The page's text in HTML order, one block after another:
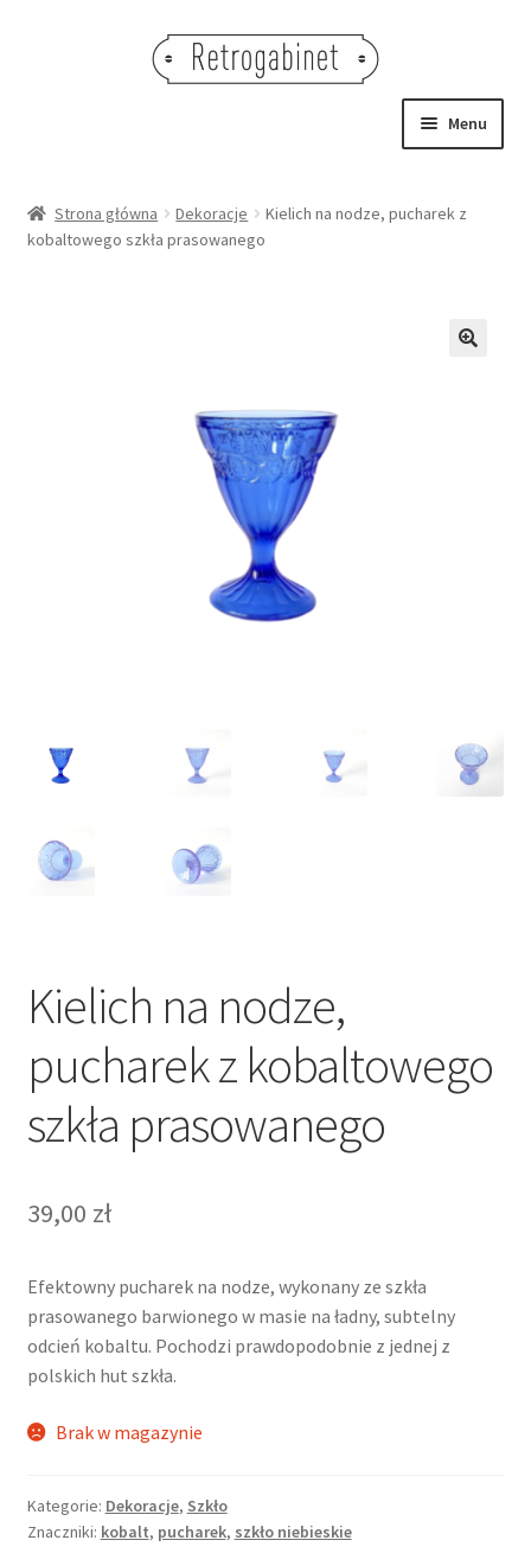
Menu
OBRAZY
Strona główna Dekoracje
Kielich na nodze, pucharek z
kobaltowego szkła prasowanego
Kielich na nodze,
pucharek z kobaltowego
szkła prasowanego
39,00 zł
Efektowny pucharek na nodze, wykonany ze szkła
prasowanego barwionego w masie na ładny, subtelny
odcień kobaltu. Pochodzi prawdopodobnie z jednej z
polskich hut szkła.
Brak w magazynie
Kategorie: Dekoracje, Szkło
Znaczniki: kobalt, pucharek, szkło niebieskie